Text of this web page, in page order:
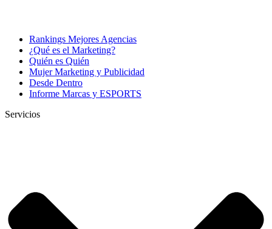
Rankings Mejores Agencias
¿Qué es el Marketing?
Quién es Quién
Mujer Marketing y Publicidad
Desde Dentro
Informe Marcas y ESPORTS
Servicios